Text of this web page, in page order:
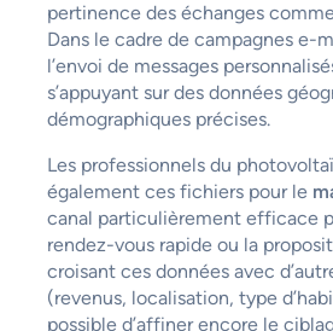
pertinence des échanges
Dans le cadre de campagnes e-
l’envoi de messages
s’appuyant sur des données
démographiques précises.
Les professionnels du
également ces fichiers pour le
canal particulièrement efficace
rendez-vous rapide ou la
croisant ces données avec
(revenus, localisation, type
possible d’affiner encore le